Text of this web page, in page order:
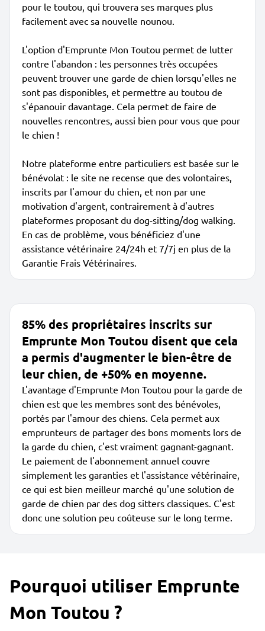
pour le toutou, qui trouvera ses marques plus
facilement avec sa nouvelle nounou.
L'option d'Emprunte Mon Toutou permet de lutter
contre l'abandon : les personnes très occupées
peuvent trouver une garde de chien lorsqu'elles ne
sont pas disponibles, et permettre au toutou de
s'épanouir davantage. Cela permet de faire de
nouvelles rencontres, aussi bien pour vous que pour
le chien !
Notre plateforme entre particuliers est basée sur le
bénévolat : le site ne recense que des volontaires,
inscrits par l'amour du chien, et non par une
motivation d'argent, contrairement à d'autres
plateformes proposant du dog-sitting/dog walking.
En cas de problème, vous bénéficiez d'une
assistance vétérinaire 24/24h et 7/7j en plus de la
Garantie Frais Vétérinaires.
85% des propriétaires inscrits sur
Emprunte Mon Toutou disent que cela
a permis d'augmenter le bien-être de
leur chien, de +50% en moyenne.
L'avantage d'Emprunte Mon Toutou pour la garde de
chien est que les membres sont des bénévoles,
portés par l'amour des chiens. Cela permet aux
emprunteurs de partager des bons moments lors de
la garde du chien, c'est vraiment gagnant-gagnant.
Le paiement de l'abonnement annuel couvre
simplement les garanties et l'assistance vétérinaire,
ce qui est bien meilleur marché qu'une solution de
garde de chien par des dog sitters classiques. C'est
donc une solution peu coûteuse sur le long terme.
Pourquoi utiliser Emprunte
Mon Toutou ?